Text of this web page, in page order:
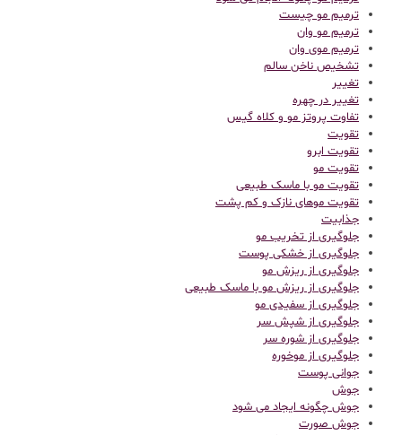
ترمیم مو چیست
ترمیم مو وان
ترمیم موی وان
تشخیص ناخن سالم
تغییر
تغییر در چهره
تفاوت پروتز مو و کلاه گیس
تقویت
تقویت ابرو
تقویت مو
تقویت مو با ماسک طبیعی
تقویت موهای نازک و کم پشت
جذابیت
جلوگیری از تخریب مو
جلوگیری از خشکی پوست
جلوگیری از ریزش مو
جلوگیری از ریزش مو با ماسک طبیعی
جلوگیری از سفیدی مو
جلوگیری از شپش سر
جلوگیری از شوره سر
جلوگیری از موخوره
جوانی پوست
جوش
جوش چگونه ایجاد می شود
جوش صورت